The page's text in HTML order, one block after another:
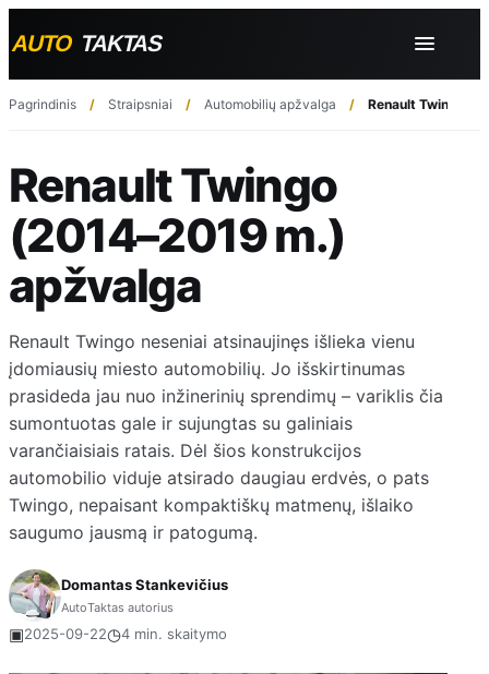
Pagrindinis Straipsniai Automobilių apžvalga Renault Twingo
Renault Twingo
(2014–2019 m.)
apžvalga
Renault Twingo neseniai atsinaujinęs išlieka vienu
įdomiausių miesto automobilių. Jo išskirtinumas
prasideda jau nuo inžinerinių sprendimų – variklis čia
sumontuotas gale ir sujungtas su galiniais
varančiaisiais ratais. Dėl šios konstrukcijos
automobilio viduje atsirado daugiau erdvės, o pats
Twingo, nepaisant kompaktiškų matmenų, išlaiko
saugumo jausmą ir patogumą.
Domantas Stankevičius
AutoTaktas autorius
▣2025-09-22◷4 min. skaitymo